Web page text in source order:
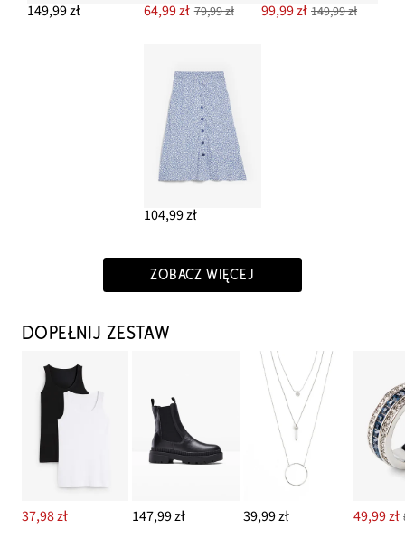
149,99 zł 64,99 zł 79,99 zł 99,99 zł 149,99 zł
104,99 zł
ZOBACZ WIĘCEJ
DOPEŁNIJ ZESTAW
37,98 zł 147,99 zł 39,99 zł 49,99 zł